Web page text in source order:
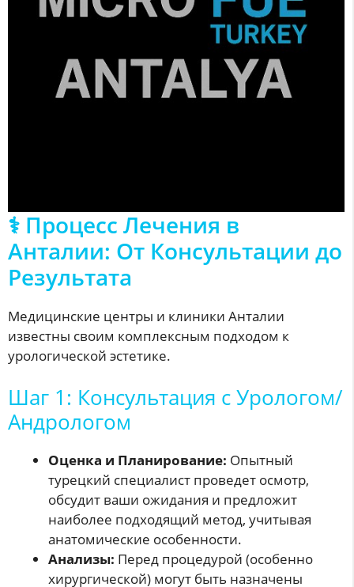
⚕️ Процесс Лечения в
Анталии: От Консультации до
Результата
Медицинские центры и клиники Анталии
известны своим комплексным подходом к
урологической эстетике.
Шаг 1: Консультация с Урологом/
Андрологом
Оценка и Планирование: Опытный
турецкий специалист проведет осмотр,
обсудит ваши ожидания и предложит
наиболее подходящий метод, учитывая
анатомические особенности.
Анализы: Перед процедурой (особенно
хирургической) могут быть назначены